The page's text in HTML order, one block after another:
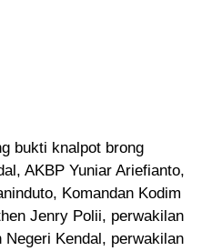
bukti knalpot brong
AKBP Yuniar Ariefianto,
Komandan Kodim
Jenry Polii, perwakilan
Negeri Kendal, perwakilan